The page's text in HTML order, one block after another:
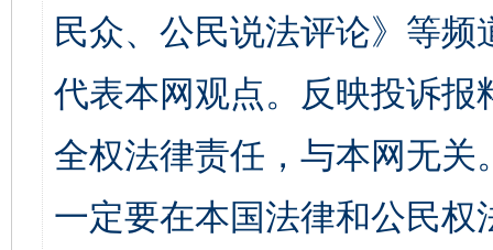
民众、公民说法评论》等
代表本网观点。反映投诉
全权法律责任，与本网无
一定要在本国法律和公民